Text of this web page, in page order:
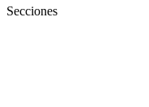
Secciones